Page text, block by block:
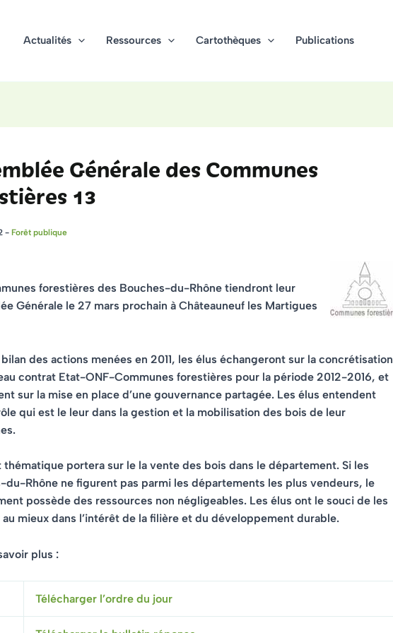
Actualités Ressources Cartothèques Publications
Générale des Communes
13
- Forêt publique
forestières des Bouches-du-Rhône tiendront leur
Générale le 27 mars prochain à Châteauneuf les Martigues
des actions menées en 2011, les élus échangeront sur la concrétisation
contrat Etat-ONF-Communes forestières pour la période 2012-2016, et
sur la mise en place d’une gouvernance partagée. Les élus entendent
qui est le leur dans la gestion et la mobilisation des bois de leur
thématique portera sur le la vente des bois dans le département. Si les
du-Rhône ne figurent pas parmi les départements les plus vendeurs, le
possède des ressources non négligeables. Les élus ont le souci de les
mieux dans l’intérêt de la filière et du développement durable.
plus :
Télécharger l’ordre du jour